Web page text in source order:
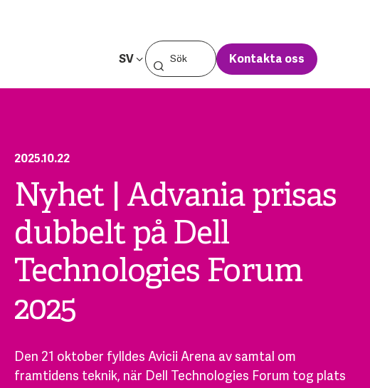
SV Kontakta oss
2025.10.22
Nyhet | Advania prisas
dubbelt på Dell
Technologies Forum
2025
Den 21 oktober fylldes Avicii Arena av samtal om
framtidens teknik, när Dell Technologies Forum tog plats